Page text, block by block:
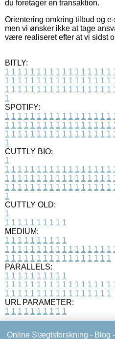
du foretager en transaktion.
Orientering omkring tilbud og
men vi ønsker ikke at tage
være realiseret efter at vi sidst
BITLY:
1 1 1 1 1 1 1 1 1 1 1 1 1 1 1 1 1
1 1 1 1 1 1 1 1 1 1 1 1 1 1 1 1 1
1 1 1 1 1 1 1 1 1 1 1 1 1 1 1 1 1
1
SPOTIFY:
1 1 1 1 1 1 1 1 1 1 1 1 1 1 1 1 1
1 1 1 1 1 1 1 1 1 1 1 1 1 1 1 1 1
1 1 1 1 1 1 1 1 1 1 1 1 1 1 1 1 1
1
CUTTLY BIO:
1
1 1 1 1 1 1 1 1 1 1 1 1 1 1 1 1 1
1 1 1 1 1 1 1 1 1 1 1 1 1 1 1 1 1
1 1 1 1 1 1 1 1 1 1 1 1 1 1 1 1 1
1
CUTTLY OLD:
1
1 1 1 1 1 1 1 1 1 1
MEDIUM:
1 1 1 1 1 1 1 1 1 1
1 1 1 1 1 1 1 1 1 1 1 1 1 1 1 1 1
1 1 1 1 1 1 1 1 1 1 1 1 1 1 1 1 1
PARALLELS:
1 1 1 1 1 1 1 1 1 1
1 1 1 1 1 1 1 1 1 1 1 1 1 1 1 1 1
1 1 1 1 1 1 1 1 1 1 1 1 1 1 1 1 1
URL PARAMETER:
1 1 1 1 1 1 1 1 1 1
Online Slægtsforskning - Blog